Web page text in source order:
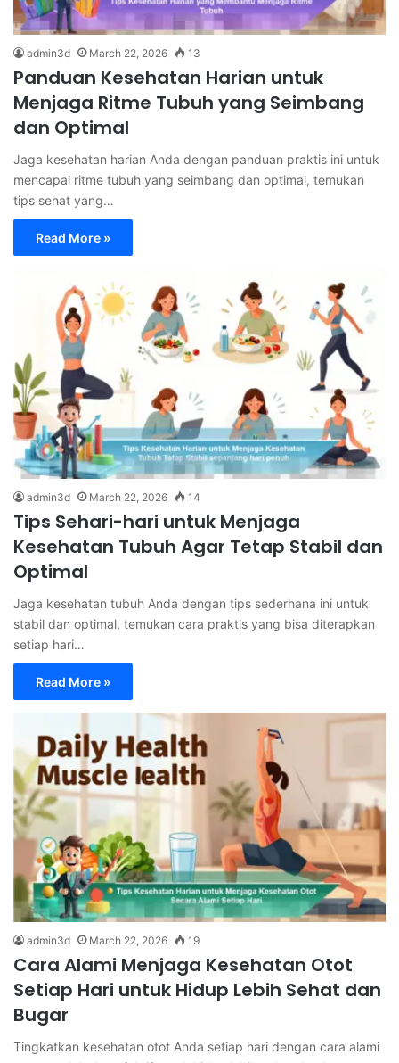
admin3d March 22, 2026 13
Panduan Kesehatan Harian untuk
Menjaga Ritme Tubuh yang Seimbang
dan Optimal
Jaga kesehatan harian Anda dengan panduan praktis ini untuk
mencapai ritme tubuh yang seimbang dan optimal, temukan
tips sehat yang…
Read More »
admin3d March 22, 2026 14
Tips Sehari-hari untuk Menjaga
Kesehatan Tubuh Agar Tetap Stabil dan
Optimal
Jaga kesehatan tubuh Anda dengan tips sederhana ini untuk
stabil dan optimal, temukan cara praktis yang bisa diterapkan
setiap hari…
Read More »
admin3d March 22, 2026 19
Cara Alami Menjaga Kesehatan Otot
Setiap Hari untuk Hidup Lebih Sehat dan
Bugar
Tingkatkan kesehatan otot Anda setiap hari dengan cara alami